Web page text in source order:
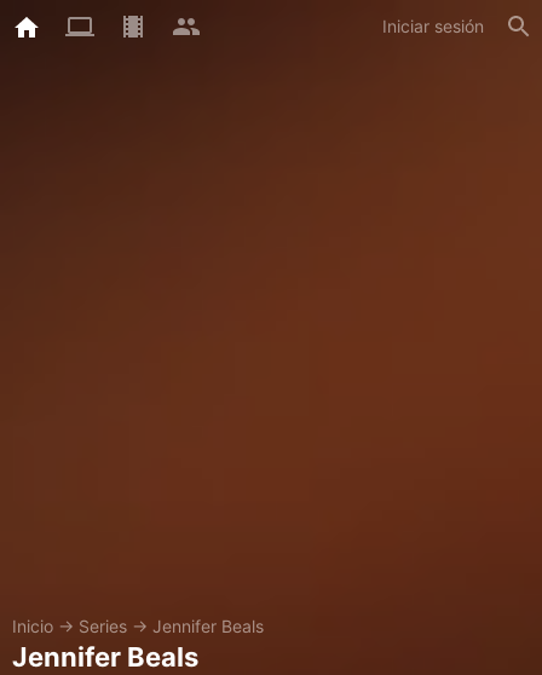
Iniciar sesión
Inicio → Series → Jennifer Beals
Jennifer Beals